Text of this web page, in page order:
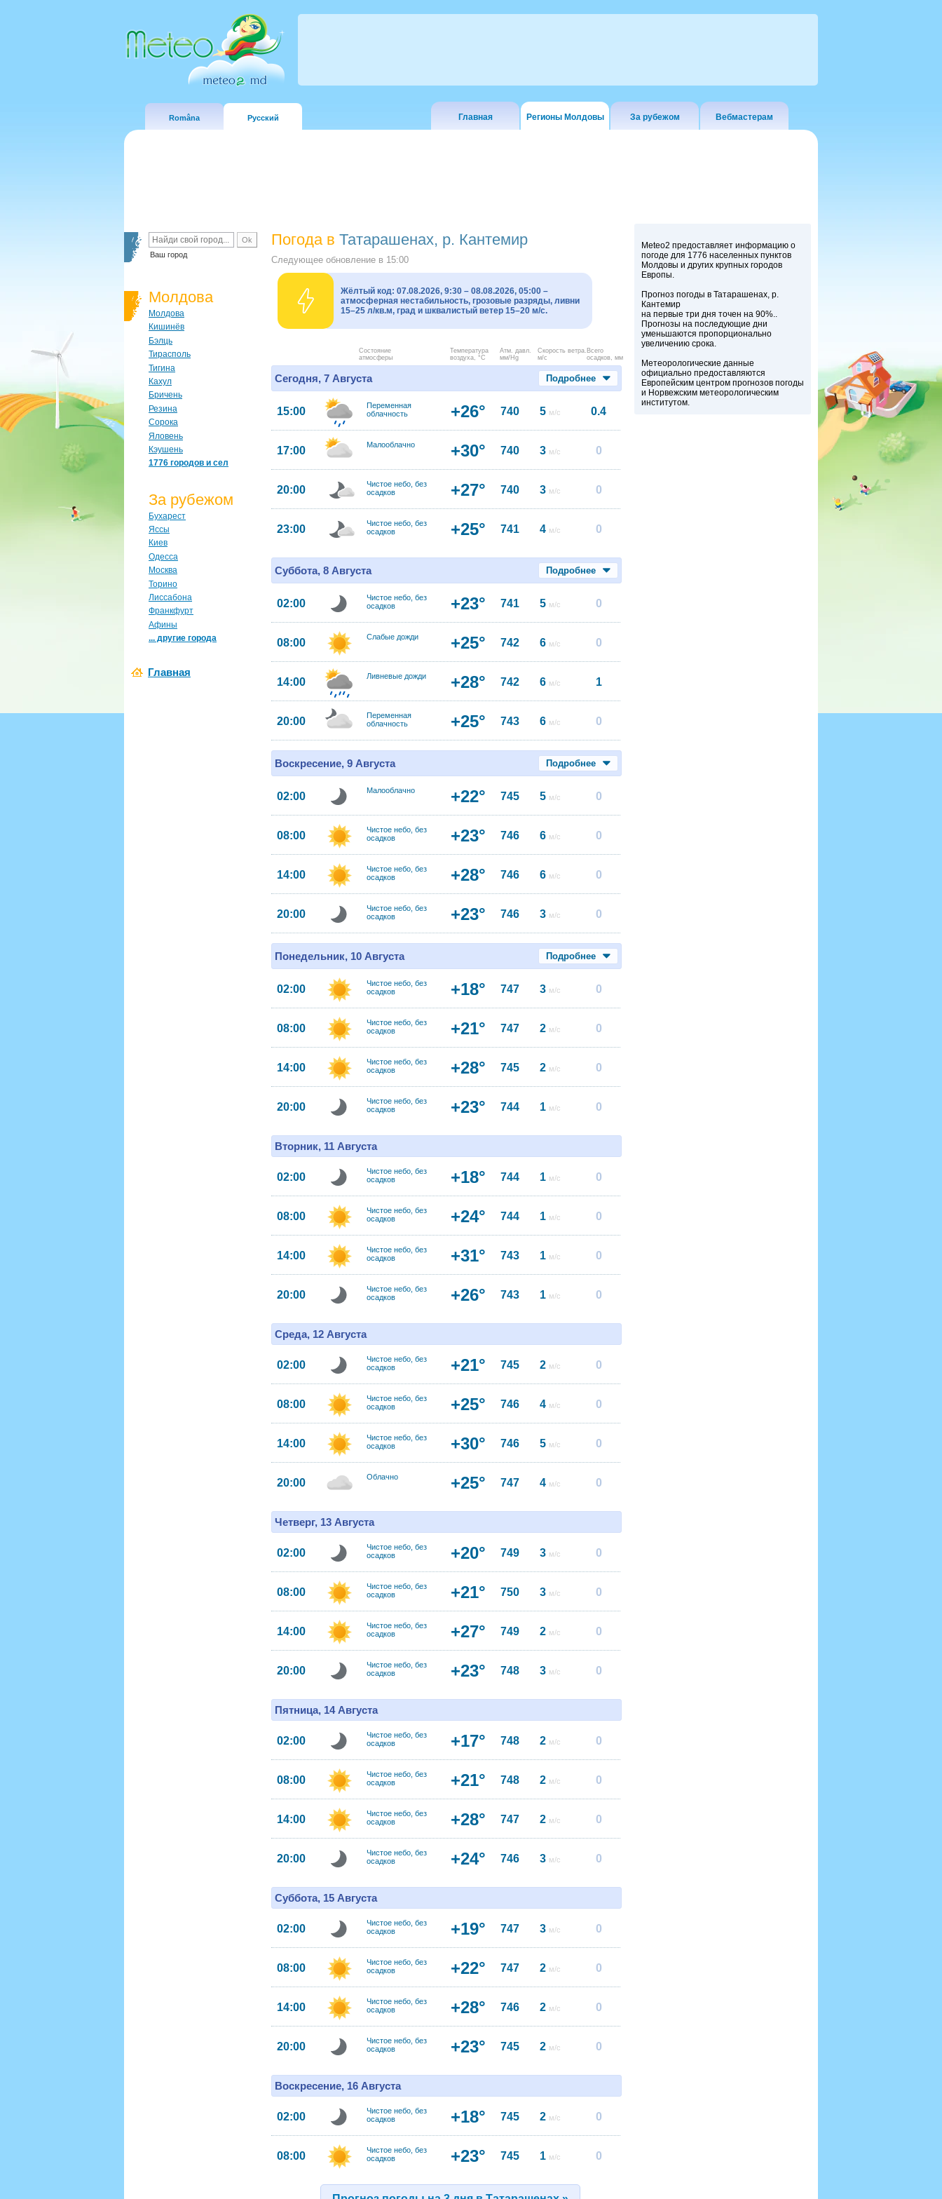
Româna Русский Главная Регионы Молдовы За рубежом Вебмастерам
Ваш город
Молдова
Молдова
Кишинёв
Бэлць
Тирасполь
Тигина
Кахул
Бричень
Резина
Сорока
Яловень
Кэушень
1776 городов и сел
За рубежом
Бухарест
Яссы
Киев
Одесса
Москва
Торино
Лиссабона
Франкфурт
Афины
... другие города
Главная
Погода в Татарашенах, р. Кантемир
Следующее обновление в 15:00
Жёлтый код: 07.08.2026, 9:30 – 08.08.2026, 05:00 –
атмосферная нестабильность, грозовые разряды, ливни
15–25 л/кв.м, град и шквалистый ветер 15–20 м/с.
Состояние
атмосферы
Температура
воздуха, °C
Атм. давл.
мм/Hg
Скорость ветра.
м/с
Всего
осадков, мм
Сегодня, 7 Августа Подробнее
15:00
Переменная
облачность
+26° 740 5 м/с 0.4
17:00 Малооблачно +30° 740 3 м/с 0
20:00
Чистое небо, без
осадков
+27° 740 3 м/с 0
23:00
Чистое небо, без
осадков
+25° 741 4 м/с 0
Суббота, 8 Августа Подробнее
02:00
Чистое небо, без
осадков
+23° 741 5 м/с 0
08:00 Слабые дожди +25° 742 6 м/с 0
14:00 Ливневые дожди +28° 742 6 м/с 1
20:00
Переменная
облачность
+25° 743 6 м/с 0
Воскресение, 9 Августа Подробнее
02:00 Малооблачно +22° 745 5 м/с 0
08:00
Чистое небо, без
осадков
+23° 746 6 м/с 0
14:00
Чистое небо, без
осадков
+28° 746 6 м/с 0
20:00
Чистое небо, без
осадков
+23° 746 3 м/с 0
Понедельник, 10 Августа Подробнее
02:00
Чистое небо, без
осадков
+18° 747 3 м/с 0
08:00
Чистое небо, без
осадков
+21° 747 2 м/с 0
14:00
Чистое небо, без
осадков
+28° 745 2 м/с 0
20:00
Чистое небо, без
осадков
+23° 744 1 м/с 0
Вторник, 11 Августа
02:00
Чистое небо, без
осадков
+18° 744 1 м/с 0
08:00
Чистое небо, без
осадков
+24° 744 1 м/с 0
14:00
Чистое небо, без
осадков
+31° 743 1 м/с 0
20:00
Чистое небо, без
осадков
+26° 743 1 м/с 0
Среда, 12 Августа
02:00
Чистое небо, без
осадков
+21° 745 2 м/с 0
08:00
Чистое небо, без
осадков
+25° 746 4 м/с 0
14:00
Чистое небо, без
осадков
+30° 746 5 м/с 0
20:00 Облачно +25° 747 4 м/с 0
Четверг, 13 Августа
02:00
Чистое небо, без
осадков
+20° 749 3 м/с 0
08:00
Чистое небо, без
осадков
+21° 750 3 м/с 0
14:00
Чистое небо, без
осадков
+27° 749 2 м/с 0
20:00
Чистое небо, без
осадков
+23° 748 3 м/с 0
Пятница, 14 Августа
02:00
Чистое небо, без
осадков
+17° 748 2 м/с 0
08:00
Чистое небо, без
осадков
+21° 748 2 м/с 0
14:00
Чистое небо, без
осадков
+28° 747 2 м/с 0
20:00
Чистое небо, без
осадков
+24° 746 3 м/с 0
Суббота, 15 Августа
02:00
Чистое небо, без
осадков
+19° 747 3 м/с 0
08:00
Чистое небо, без
осадков
+22° 747 2 м/с 0
14:00
Чистое небо, без
осадков
+28° 746 2 м/с 0
20:00
Чистое небо, без
осадков
+23° 745 2 м/с 0
Воскресение, 16 Августа
02:00
Чистое небо, без
осадков
+18° 745 2 м/с 0
08:00
Чистое небо, без
осадков
+23° 745 1 м/с 0
Meteo2 предоставляет информацию о
погоде для 1776 населенных пунктов
Молдовы и других крупных городов
Европы.
Прогноз погоды в Татарашенах, р.
Кантемир
на первые три дня точен на 90%..
Прогнозы на последующие дни
уменьшаются пропорционально
увеличению срока.
Метеорологические данные
официально предоставляются
Европейским центром прогнозов погоды
и Норвежским метеорологическим
институтом.